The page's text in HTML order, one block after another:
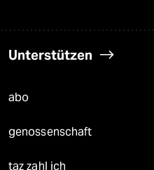
Unterstützen
abo
genossenschaft
taz zahl ich